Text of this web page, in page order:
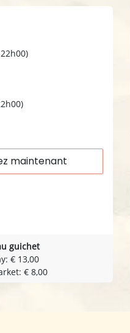
maintenant
guichet
€ 13,00
€ 8,00